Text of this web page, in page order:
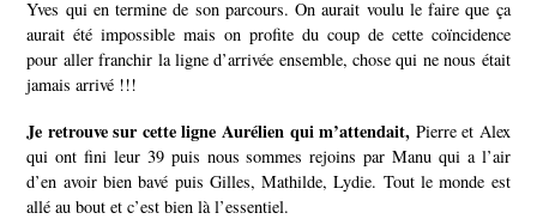
Yves qui en termine de son parcours. On aurait voulu le faire que ça
aurait été impossible mais on profite du coup de cette coïncidence
pour aller franchir la ligne d’arrivée ensemble, chose qui ne nous était
jamais arrivé !!!
Je retrouve sur cette ligne Aurélien qui m’attendait, Pierre et Alex
qui ont fini leur 39 puis nous sommes rejoins par Manu qui a l’air
d’en avoir bien bavé puis Gilles, Mathilde, Lydie. Tout le monde est
allé au bout et c’est bien là l’essentiel.